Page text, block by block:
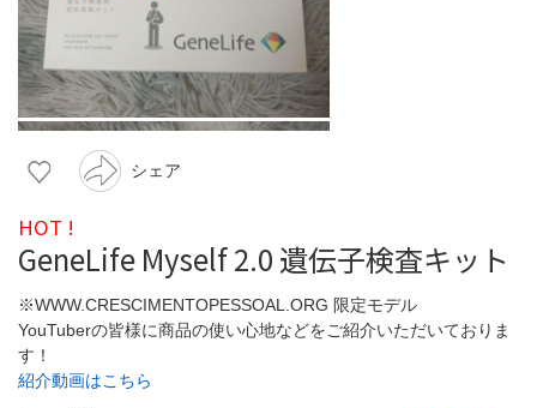
シェア
HOT !
GeneLife Myself 2.0 遺伝子検査キット
※WWW.CRESCIMENTOPESSOAL.ORG 限定モデル
YouTuberの皆様に商品の使い心地などをご紹介いただいておりま
す！
紹介動画はこちら